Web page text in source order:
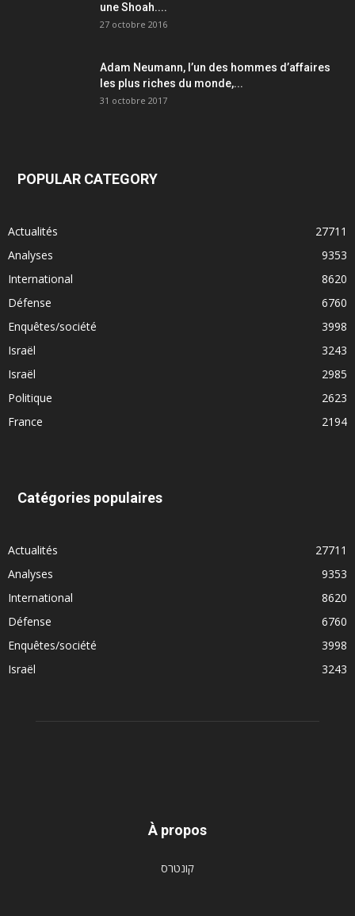
une Shoah....
27 octobre 2016
Adam Neumann, l’un des hommes d’affaires
les plus riches du monde,...
31 octobre 2017
POPULAR CATEGORY
Actualités
27711
Analyses
9353
International
8620
Défense
6760
Enquêtes/société
3998
Israël
3243
Israël
2985
Politique
2623
France
2194
Catégories populaires
Actualités
27711
Analyses
9353
International
8620
Défense
6760
Enquêtes/société
3998
Israël
3243
À propos
קונטרס